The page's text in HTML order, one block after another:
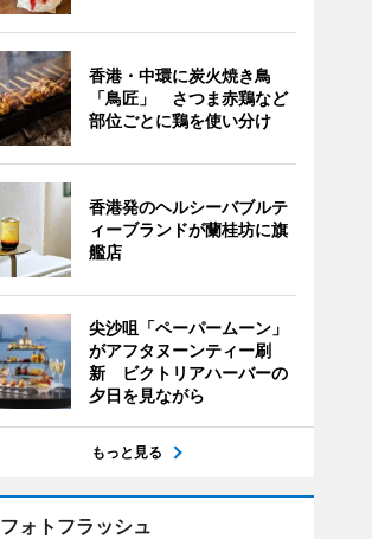
香港・中環に炭火焼き鳥
「鳥匠」 さつま赤鶏など
部位ごとに鶏を使い分け
香港発のヘルシーバブルテ
ィーブランドが蘭桂坊に旗
艦店
尖沙咀「ペーパームーン」
がアフタヌーンティー刷
新 ビクトリアハーバーの
夕日を見ながら
もっと見る
フォトフラッシュ